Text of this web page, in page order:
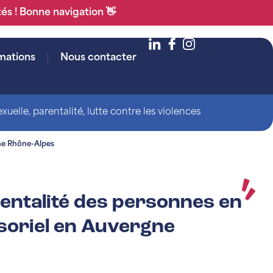
! Bonne navigation 👋
Nous contacter
parentalité, lutte contre les violences
Rhône-Alpes
des personnes en
en Auvergne